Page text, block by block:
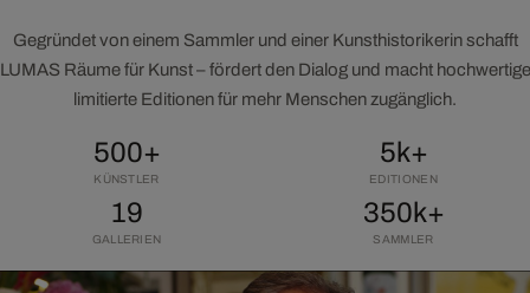
Gegründet von einem Sammler und einer Kunsthistorikerin schafft
LUMAS Räume für Kunst – fördert den Dialog und macht hochwertige
limitierte Editionen für mehr Menschen zugänglich.
500+
KÜNSTLER
5k+
EDITIONEN
19
GALLERIEN
350k+
SAMMLER